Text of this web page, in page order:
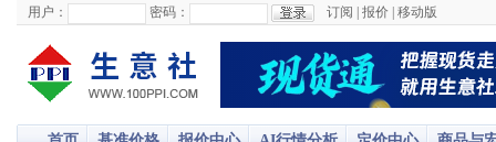
用户： 密码： 订阅 报价 移动版